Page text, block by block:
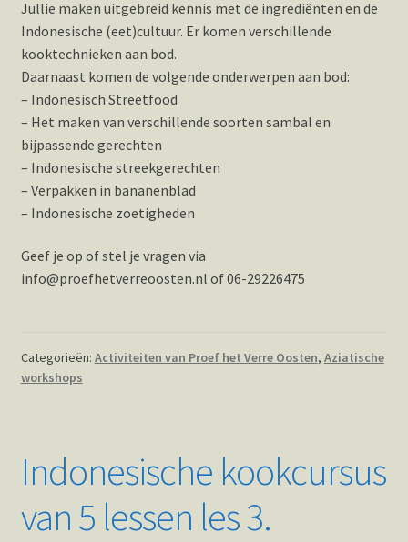
Jullie maken uitgebreid kennis met de ingrediënten en de
Indonesische (eet)cultuur. Er komen verschillende
kooktechnieken aan bod.
Daarnaast komen de volgende onderwerpen aan bod:
– Indonesisch Streetfood
– Het maken van verschillende soorten sambal en
bijpassende gerechten
– Indonesische streekgerechten
– Verpakken in bananenblad
– Indonesische zoetigheden
Geef je op of stel je vragen via
info@proefhetverreoosten.nl of 06-29226475
Categorieën: Activiteiten van Proef het Verre Oosten, Aziatische
workshops
Indonesische kookcursus
van 5 lessen les 3.